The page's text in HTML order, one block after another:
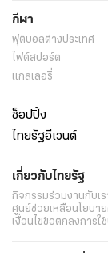
กีฬา
ฟุตบอลต่่างประเทศ
ไฟต์สปอร์ต
แกลเลอรี่
ช็อปปิ้ง
ไทยรัฐอีเวนต์
เกี่ยวกับไทยรัฐ
กิจกรรมร่วมงานกับเร
ศูนย์ช่วยเหลือนโยบา
เงื่อนไขข้อตกลงการใ